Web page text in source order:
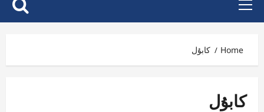
Primary
Menu
Home كابۇل
كابۇل